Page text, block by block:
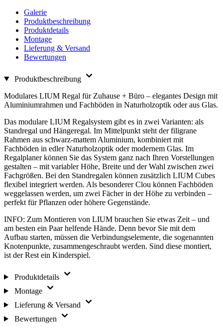
Galerie
Produktbeschreibung
Produktdetails
Montage
Lieferung & Versand
Bewertungen
Produktbeschreibung
Modulares LIUM Regal für Zuhause + Büro – elegantes Design mit
Aluminiumrahmen und Fachböden in Naturholzoptik oder aus Glas.
Das modulare LIUM Regalsystem gibt es in zwei Varianten: als
Standregal und Hängeregal. Im Mittelpunkt steht der filigrane
Rahmen aus schwarz-mattem Aluminium, kombiniert mit
Fachböden in edler Naturholzoptik oder modernem Glas. Im
Regalplaner können Sie das System ganz nach Ihren Vorstellungen
gestalten – mit variabler Höhe, Breite und der Wahl zwischen zwei
Fachgrößen. Bei den Standregalen können zusätzlich LIUM Cubes
flexibel integriert werden. Als besonderer Clou können Fachböden
weggelassen werden, um zwei Fächer in der Höhe zu verbinden –
perfekt für Pflanzen oder höhere Gegenstände.
INFO: Zum Montieren von LIUM brauchen Sie etwas Zeit – und
am besten ein Paar helfende Hände. Denn bevor Sie mit dem
Aufbau starten, müssen die Verbindungselemente, die sogenannten
Knotenpunkte, zusammengeschraubt werden. Sind diese montiert,
ist der Rest ein Kinderspiel.
Produktdetails
Montage
Lieferung & Versand
Bewertungen